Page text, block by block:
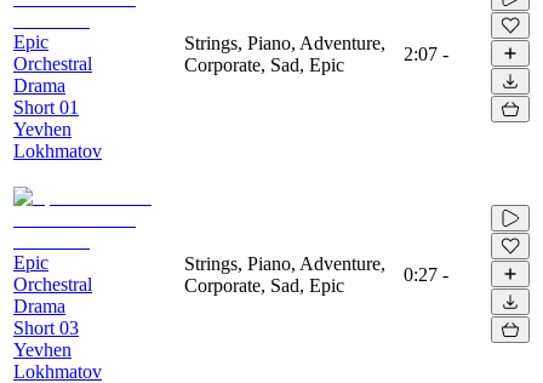
Epic
Orchestral
Drama
Short 01
Yevhen
Lokhmatov
Strings, Piano, Adventure,
Corporate, Sad, Epic
2:07 -
Epic
Orchestral
Drama
Short 03
Yevhen
Lokhmatov
Strings, Piano, Adventure,
Corporate, Sad, Epic
0:27 -